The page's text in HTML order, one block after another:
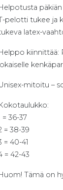
pelotti tukee ja
latex-
kiinnittää:
mitoitu –
= 36-37
= 38-39
= 40-41
= 42-43
Tämä on